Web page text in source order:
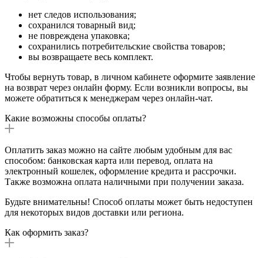
нет следов использования;
сохранился товарный вид;
не повреждена упаковка;
сохранились потребительские свойства товаров;
вы возвращаете весь комплект.
Чтобы вернуть товар, в личном кабинете оформите заявление
на возврат через онлайн форму. Если возникли вопросы, вы
можете обратиться к менеджерам через онлайн-чат.
Какие возможны способы оплаты?
Оплатить заказ можно на сайте любым удобным для вас
способом: банковская карта или перевод, оплата на
электронный кошелек, оформление кредита и рассрочки.
Также возможна оплата наличными при получении заказа.
Будьте внимательны! Способ оплаты может быть недоступен
для некоторых видов доставки или региона.
Как оформить заказ?